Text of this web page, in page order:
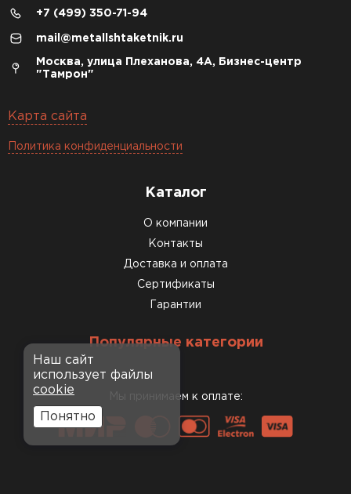
+7 (499) 350-71-94
mail@metallshtaketnik.ru
Москва, улица Плеханова, 4А, Бизнес-центр
"Тамрон"
Карта сайта
Политика конфиденциальности
Каталог
О компании
Контакты
Доставка и оплата
Сертификаты
Гарантии
Популярные категории
Мы принимаем к оплате:
Наш сайт
использует файлы
cookie
Понятно